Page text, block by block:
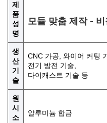
제
품
성
명
모듈 맞춤 제작 -
생
산
기
술
CNC 가공, 와이어 커팅
전기 방전 기술,
다이캐스트 기술 등
원
시
소
알루미늄 합금